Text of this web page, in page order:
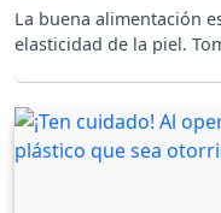
La buena alimentación
elasticidad de la piel.